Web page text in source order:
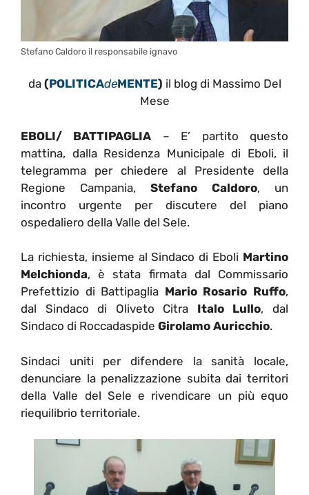
Stefano Caldoro il responsabile ignavo
da (POLITICAdeMENTE) il blog di Massimo Del
Mese
EBOLI/ BATTIPAGLIA – E’ partito questo
mattina, dalla Residenza Municipale di Eboli, il
telegramma per chiedere al Presidente della
Regione Campania, Stefano Caldoro, un
incontro urgente per discutere del piano
ospedaliero della Valle del Sele.
La richiesta, insieme al Sindaco di Eboli Martino
Melchionda, è stata firmata dal Commissario
Prefettizio di Battipaglia Mario Rosario Ruffo,
dal Sindaco di Oliveto Citra Italo Lullo, dal
Sindaco di Roccadaspide Girolamo Auricchio.
Sindaci uniti per difendere la sanità locale,
denunciare la penalizzazione subita dai territori
della Valle del Sele e rivendicare un più equo
riequilibrio territoriale.